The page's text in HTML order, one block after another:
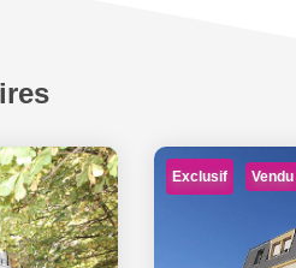
Exclusif Vendu